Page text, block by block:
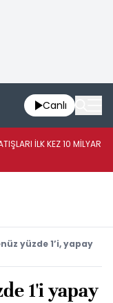
Canlı
İLK KEZ 10 MİLYAR
yüzde 1’i, yapay
1'i yapay